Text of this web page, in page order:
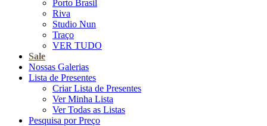
Porto Brasil
Riva
Studio Nun
Traço
VER TUDO
Sale
Nossas Galerias
Lista de Presentes
Criar Lista de Presentes
Ver Minha Lista
Ver Todas as Listas
Pesquisa por Preço